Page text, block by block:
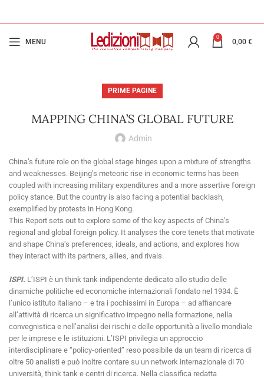
MENU
0
0,00 €
PRIME PAGINE
MAPPING CHINA’S GLOBAL FUTURE
Admin
China’s future role on the global stage hinges upon a mixture of strengths
and weaknesses. Beijing’s meteoric rise in economic terms has been
coupled with increasing military expenditures and a more assertive foreign
policy stance. But the country is also facing a potential backlash,
exemplified by protests in Hong Kong.
This Report sets out to explore some of the key aspects of China’s
regional and global foreign policy. It analyses the core tenets that motivate
and shape China’s preferences, ideals, and actions, and explores how
they interact with its partners, allies, and rivals.
ISPI. L’ISPI è un think tank indipendente dedicato allo studio delle
dinamiche politiche ed economiche internazionali fondato nel 1934. È
l’unico istituto italiano – e tra i pochissimi in Europa – ad affiancare
all’attività di ricerca un significativo impegno nella formazione, nella
convegnistica e nell’analisi dei rischi e delle opportunità a livello mondiale
per le imprese e le istituzioni. L’ISPI privilegia un approccio
interdisciplinare e “policy-oriented” reso possibile da un team di ricerca di
oltre 50 analisti e può inoltre contare su un network internazionale di 70
università, think tank e centri di ricerca. Nella classifica redatta